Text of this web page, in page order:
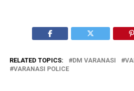
RELATED TOPICS: DM VARANASI
VARANASI POLICE